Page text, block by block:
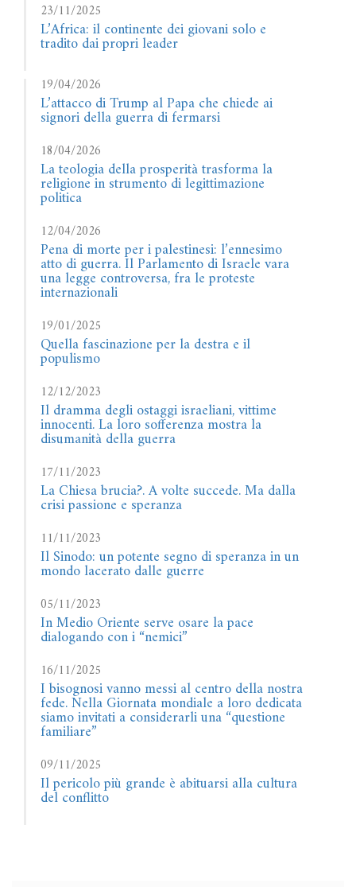
23/11/2025
L’Africa: il continente dei giovani solo e
tradito dai propri leader
19/04/2026
L’attacco di Trump al Papa che chiede ai
signori della guerra di fermarsi
18/04/2026
La teologia della prosperità trasforma la
religione in strumento di legittimazione
politica
12/04/2026
Pena di morte per i palestinesi: l’ennesimo
atto di guerra. Il Parlamento di Israele vara
una legge controversa, fra le proteste
internazionali
19/01/2025
Quella fascinazione per la destra e il
populismo
12/12/2023
Il dramma degli ostaggi israeliani, vittime
innocenti. La loro sofferenza mostra la
disumanità della guerra
17/11/2023
La Chiesa brucia?. A volte succede. Ma dalla
crisi passione e speranza
11/11/2023
Il Sinodo: un potente segno di speranza in un
mondo lacerato dalle guerre
05/11/2023
In Medio Oriente serve osare la pace
dialogando con i “nemici”
16/11/2025
I bisognosi vanno messi al centro della nostra
fede. Nella Giornata mondiale a loro dedicata
siamo invitati a considerarli una “questione
familiare”
09/11/2025
Il pericolo più grande è abituarsi alla cultura
del conflitto